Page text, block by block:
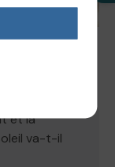
et la
va-t-il